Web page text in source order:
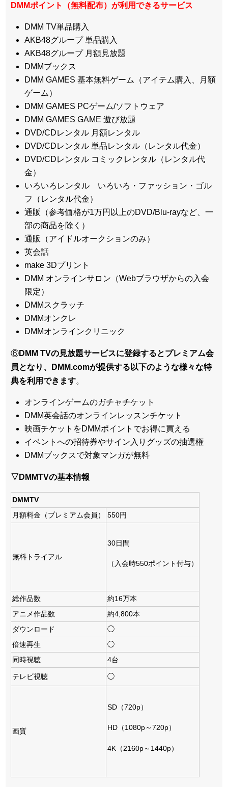
DMMポイント（無料配布）が利用できるサービス
DMM TV単品購入
AKB48グループ 単品購入
AKB48グループ 月額見放題
DMMブックス
DMM GAMES 基本無料ゲーム（アイテム購入、月額
ゲーム）
DMM GAMES PCゲーム/ソフトウェア
DMM GAMES GAME 遊び放題
DVD/CDレンタル 月額レンタル
DVD/CDレンタル 単品レンタル（レンタル代金）
DVD/CDレンタル コミックレンタル（レンタル代
金）
いろいろレンタル いろいろ・ファッション・ゴル
フ（レンタル代金）
通販（参考価格が1万円以上のDVD/Blu-rayなど、一
部の商品を除く）
通販（アイドルオークションのみ）
英会話
make 3Dプリント
DMM オンラインサロン（Webブラウザからの入会
限定）
DMMスクラッチ
DMMオンクレ
DMMオンラインクリニック
⑥DMM TVの見放題サービスに登録するとプレミアム会
員となり、DMM.comが提供する以下のような様々な特
典を利用できます。
オンラインゲームのガチャチケット
DMM英会話のオンラインレッスンチケット
映画チケットをDMMポイントでお得に買える
イベントへの招待券やサイン入りグッズの抽選権
DMMブックスで対象マンガが無料
▽DMMTVの基本情報
DMMTV
月額料金（プレミアム会員）
550円
無料トライアル
30日間
（入会時550ポイント付与）
総作品数
約16万本
アニメ作品数
約4,800本
ダウンロード
◯
倍速再生
◯
同時視聴
4台
テレビ視聴 ◯
画質
SD（720p）
HD（1080p～720p）
4K（2160p～1440p）